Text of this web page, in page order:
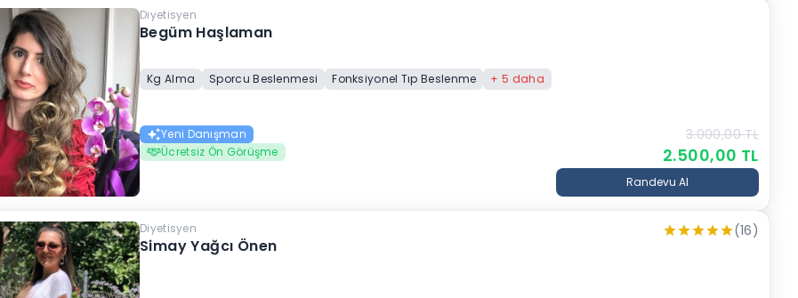
Begüm Haşlaman
Diyetisyen
Kg Alma Sporcu Beslenmesi Fonksiyonel Tıp Beslenme +5 daha
Yeni Danışman
Ücretsiz Ön Görüşme
3.000,00 TL
2.500,00 TL
Randevu Al
Simay Yağcı Önen
Diyetisyen (16)